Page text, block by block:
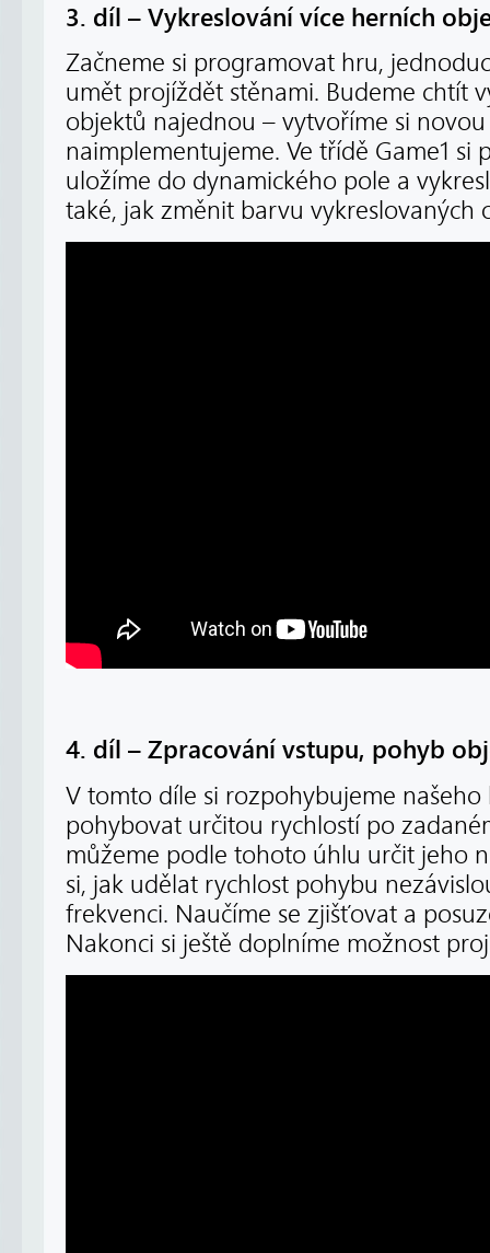
3. díl – Vykreslování více herních
Začneme si programovat hru,
umět projíždět stěnami. Budeme chtít
objektů najednou – vytvoříme si novou
naimplementujeme. Ve třídě Game1 si
uložíme do dynamického pole a
také, jak změnit barvu vykreslovaných
4. díl – Zpracování vstupu, pohyb
V tomto díle si rozpohybujeme našeho
pohybovat určitou rychlostí po
můžeme podle tohoto úhlu určit jeho
si, jak udělat rychlost pohybu
frekvenci. Naučíme se zjišťovat a
Nakonci si ještě doplníme možnost